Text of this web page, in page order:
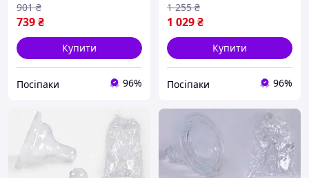
739₴
901 ₴
Купити
Посіпаки 96%
1 029₴
1 255 ₴
Купити
Посіпаки 96%